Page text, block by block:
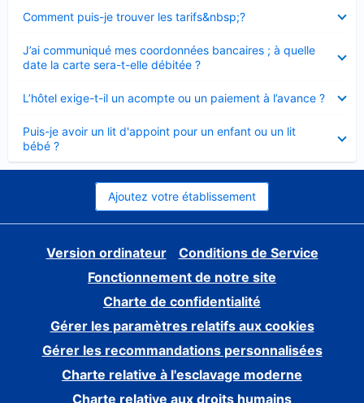
Comment puis-je trouver les tarifs&nbsp;?
fermé
J’ai communiqué mes coordonnées bancaires ; à quelle
date la carte sera-t-elle débitée ?
fermé
L’hôtel exige-t-il un acompte ou un paiement à l’avance ?
fermé
Puis-je avoir un lit d'appoint pour un enfant ou un lit
bébé ?
fermé
Ajoutez votre établissement
Version ordinateur
Conditions de Service
Fonctionnement de notre site
Charte de confidentialité
Gérer les paramètres relatifs aux cookies
Gérer les recommandations personnalisées
Charte relative à l'esclavage moderne
Charte relative aux droits humains